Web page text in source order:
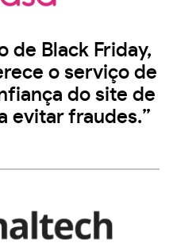
de Black Friday,
o serviço de
do site de
evitar fraudes.”